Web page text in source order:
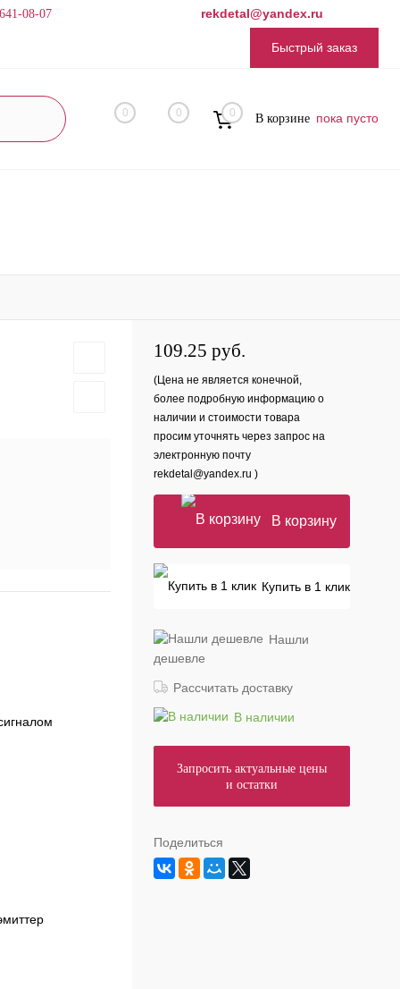
08-07 rekdetal@yandex.ru
Быстрый заказ
0 0 0 В корзине пока пусто
109.25 руб.
(Цена не является конечной,
более подробную информацию о
наличии и стоимости товара
просим уточнять через запрос на
электронную почту
rekdetal@yandex.ru )
В корзину
Купить в 1 клик
Нашли
дешевле
Рассчитать доставку
В наличии
Запросить актуальные цены
и остатки
Поделиться